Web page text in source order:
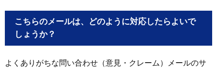
こちらのメールは、どのように対応したらよいで
しょうか？
よくありがちな問い合わせ（意見・クレーム）メールのサ